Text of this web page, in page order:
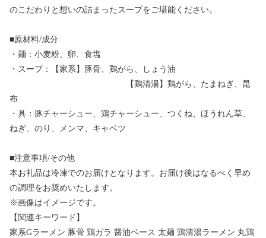
のこだわりと想いの詰まったスープをご堪能ください。
■原材料/成分
・麺：小麦粉、卵、食塩
・スープ：【家系】豚骨、鶏がら、しょう油
【鶏清湯】鶏がら、たまねぎ、昆
布
・具：豚チャーシュー、鶏チャーシュー、つくね、ほうれん草、
ねぎ、のり、メンマ、キャベツ
■注意事項/その他
本お礼品は冷凍でのお届けとなります。お届け後はなるべく早め
の調理をお奨めいたします。
※画像はイメージです。
【関連キーワード】
家系Gラーメン 豚骨 鶏ガラ 醤油ベース 太麺 鶏清湯ラーメン 丸鶏